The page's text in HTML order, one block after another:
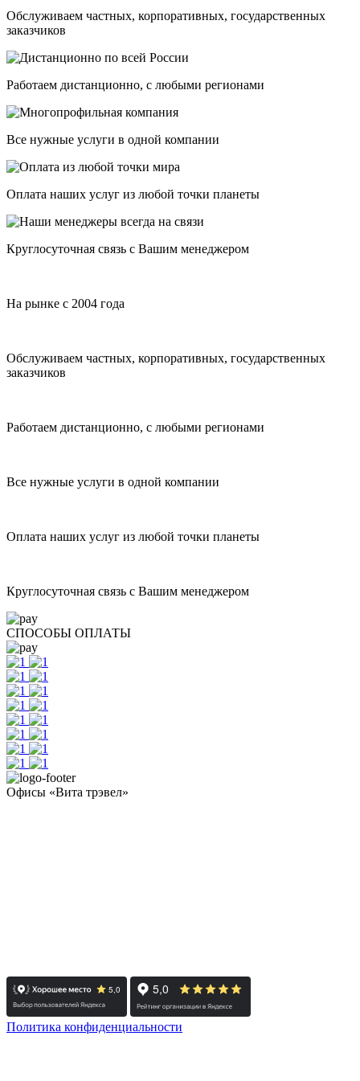
Обслуживаем частных, корпоративных, государственных
заказчиков
Работаем дистанционно, с любыми регионами
Все нужные услуги в одной компании
Оплата наших услуг из любой точки планеты
Круглосуточная связь с Вашим менеджером
На рынке с 2004 года
Обслуживаем частных, корпоративных, государственных
заказчиков
Работаем дистанционно, с любыми регионами
Все нужные услуги в одной компании
Оплата наших услуг из любой точки планеты
Круглосуточная связь с Вашим менеджером
СПОСОБЫ ОПЛАТЫ
Офисы «Вита трэвел»
Политика конфиденциальности